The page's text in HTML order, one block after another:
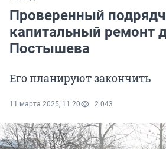
Проверенный
капитальный ремонт
Постышева
Его планируют закончить
11 марта 2025, 11:20 2 043